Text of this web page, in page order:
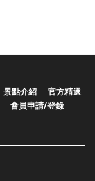
景點介紹
官方精選
會員申請/登錄